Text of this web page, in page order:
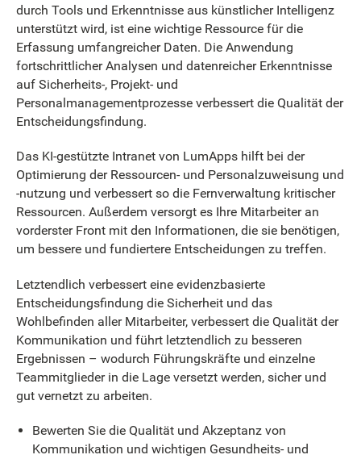
durch Tools und Erkenntnisse aus künstlicher Intelligenz
unterstützt wird, ist eine wichtige Ressource für die
Erfassung umfangreicher Daten. Die Anwendung
fortschrittlicher Analysen und datenreicher Erkenntnisse
auf Sicherheits-, Projekt- und
Personalmanagementprozesse verbessert die Qualität der
Entscheidungsfindung.
Das KI-gestützte Intranet von LumApps hilft bei der
Optimierung der Ressourcen- und Personalzuweisung und
-nutzung und verbessert so die Fernverwaltung kritischer
Ressourcen. Außerdem versorgt es Ihre Mitarbeiter an
vorderster Front mit den Informationen, die sie benötigen,
um bessere und fundiertere Entscheidungen zu treffen.
Letztendlich verbessert eine evidenzbasierte
Entscheidungsfindung die Sicherheit und das
Wohlbefinden aller Mitarbeiter, verbessert die Qualität der
Kommunikation und führt letztendlich zu besseren
Ergebnissen – wodurch Führungskräfte und einzelne
Teammitglieder in die Lage versetzt werden, sicher und
gut vernetzt zu arbeiten.
Bewerten Sie die Qualität und Akzeptanz von
Kommunikation und wichtigen Gesundheits- und